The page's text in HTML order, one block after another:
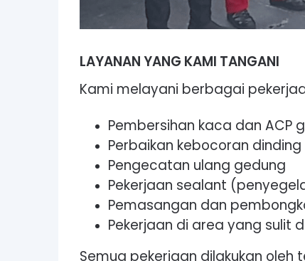
LAYANAN YANG KAMI TANGANI
Kami melayani berbagai
Pembersihan kaca dan ACP
Perbaikan kebocoran dinding
Pengecatan ulang gedung
Pekerjaan sealant
Pemasangan dan
Pekerjaan di area yang sulit
Semua pekerjaan dilakukan